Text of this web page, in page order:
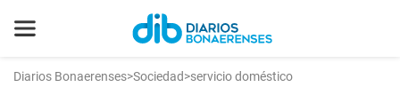
Diarios Bonaerenses>Sociedad>servicio doméstico